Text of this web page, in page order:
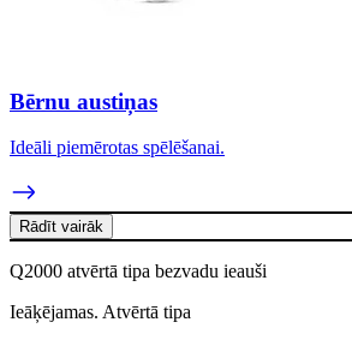
Bērnu austiņas
Ideāli piemērotas spēlēšanai.
Rādīt vairāk
Q2000 atvērtā tipa bezvadu ieauši
Ieāķējamas. Atvērtā tipa